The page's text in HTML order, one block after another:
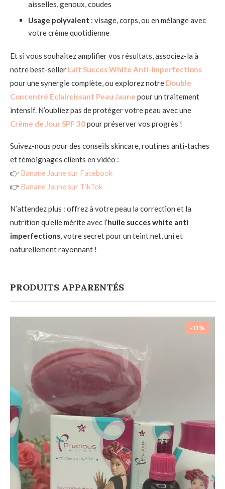
aisselles, genoux, coudes
Usage polyvalent : visage, corps, ou en mélange avec
votre crème quotidienne
Et si vous souhaitez amplifier vos résultats, associez-la à
notre best-seller Lait Succes White Anti-Imperfections
pour une synergie complète, ou explorez notre Double
Concentré Éclaircissant Peau Jaune pour un traitement
intensif. N’oubliez pas de protéger votre peau avec une
Crème de Jour SPF 30pour préserver vos progrès !
Suivez-nous pour des conseils skincare, routines anti-taches
et témoignages clients en vidéo :
👉 Banane Jaune sur Facebook
👉 Banane Jaune sur TikTok
N’attendez plus : offrez à votre peau la correction et la
nutrition qu’elle mérite avec l’huile succes white anti
imperfections, votre secret pour un teint net, uni et
naturellement rayonnant !
PRODUITS APPARENTÉS
-13%